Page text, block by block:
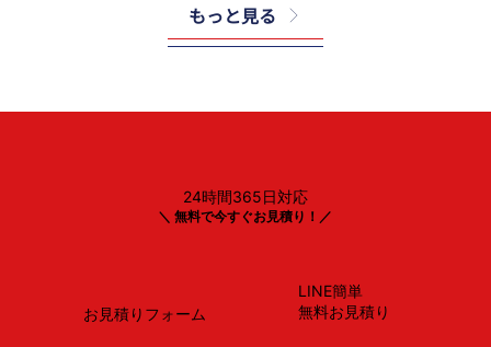
リンナイ
もっと見る
LINE簡単
無料お見積り
お見積りフォーム
＼ 無料で今すぐお見積り！／
24時間365日対応